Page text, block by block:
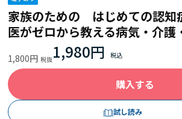
家族のための はじめての認
医がゼロから教える病気・介護
1,800円 1,980円
購入する
試し読み